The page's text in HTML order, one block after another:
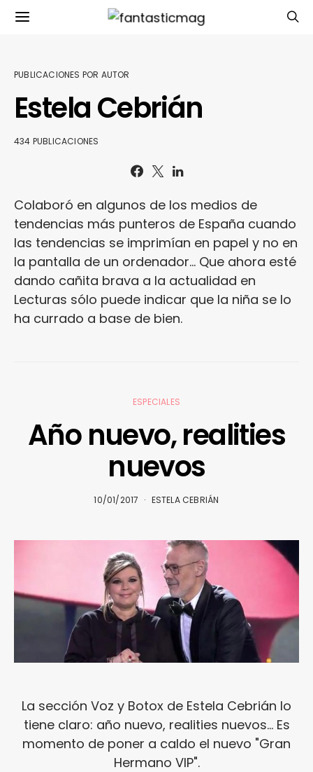
PUBLICACIONES POR AUTOR
Estela Cebrián
434 PUBLICACIONES
Colaboró en algunos de los medios de
tendencias más punteros de España cuando
las tendencias se imprimían en papel y no en
la pantalla de un ordenador... Que ahora esté
dando cañita brava a la actualidad en
Lecturas sólo puede indicar que la niña se lo
ha currado a base de bien.
ESPECIALES
Año nuevo, realities
nuevos
10/01/2017 ESTELA CEBRIÁN
La sección Voz y Botox de Estela Cebrián lo
tiene claro: año nuevo, realities nuevos... Es
momento de poner a caldo el nuevo "Gran
Hermano VIP".